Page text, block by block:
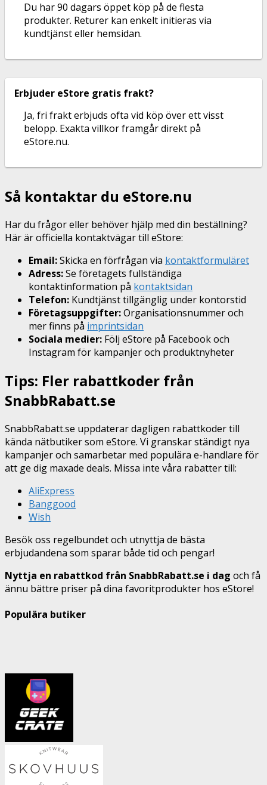
Du har 90 dagars öppet köp på de flesta
produkter. Returer kan enkelt initieras via
kundtjänst eller hemsidan.
Erbjuder eStore gratis frakt?
Ja, fri frakt erbjuds ofta vid köp över ett visst
belopp. Exakta villkor framgår direkt på
eStore.nu.
Så kontaktar du eStore.nu
Har du frågor eller behöver hjälp med din beställning?
Här är officiella kontaktvägar till eStore:
Email:Skicka en förfrågan via kontaktformuläret
Adress:Se företagets fullständiga
kontaktinformation på kontaktsidan
Telefon: Kundtjänst tillgänglig under kontorstid
Företagsuppgifter:Organisationsnummer och
mer finns på imprintsidan
Sociala medier: Följ eStore på Facebook och
Instagram för kampanjer och produktnyheter
Tips: Fler rabattkoder från
SnabbRabatt.se
SnabbRabatt.se uppdaterar dagligen rabattkoder till
kända nätbutiker som eStore. Vi granskar ständigt nya
kampanjer och samarbetar med populära e-handlare för
att ge dig maxade deals. Missa inte våra rabatter till:
AliExpress
Banggood
Wish
Besök oss regelbundet och utnyttja de bästa
erbjudandena som sparar både tid och pengar!
Nyttja en rabattkod från SnabbRabatt.se i dag och få
ännu bättre priser på dina favoritprodukter hos eStore!
Populära butiker